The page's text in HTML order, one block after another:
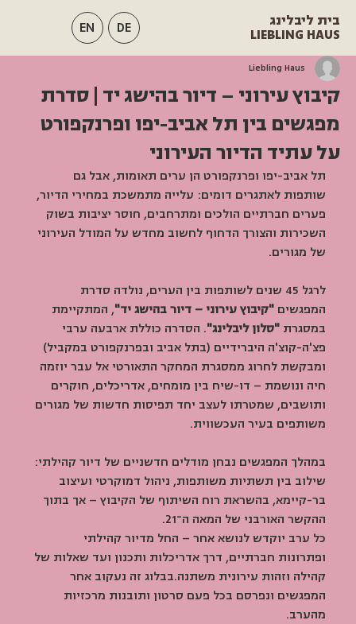
בית ליבלינג
LIEBLING HAUS
EN DE
קיבוץ עירוני – דיור בהישג יד | סדרת
מפגשים בין תל אביב-יפו ופרנקפורט
על עתיד הדיור העירוני
Liebling Haus
תל אביב-יפו ופרנקפורט הן ערים תאומות, אבל גם
שותפות לאתגרים דומים: עלייה מתמשכת במחירי הדיור,
פערים חברתיים הולכים ומתרחבים, חוסר יציבות בשוק
השכירות והצורך הדחוף לחשוב מחדש על המודל העירוני
של מגורים.
לרגל 45 שנים לשותפות בין הערים, נולדה סדרת
המפגשים "קיבוץ עירוני – דיור בהישג יד", המתקיימת
במסגרת "סלון ליבלינג". הסדרה כוללת ארבעה ערבי
פצ'ה-קוצ'ה היברידיים (בתל אביב ובפרנקפורט במקביל)
ומבקשת לחרוג ממסגרת המחקר התאורטי אל עבר יוזמה
חיה ונושמת – דו-שיח בין מומחים, אדריכלים, חוקרים
ותושבים, שמטרתו לעצב יחד תפיסות חדשות של מגורים
משותפים בעיר העכשווית.
במהלך המפגשים נבחן מודלים חדשניים של דיור קהילתי:
שילוב בין תשתיות משותפות, ניהול דמוקרטי ועיצוב
בר-קיימא, בהשראת רוח השיתוף של הקיבוץ – אך בתוך
ההקשר האורבני של המאה ה־21.
כל ערב יוקדש לנושא אחר – החל מדיור קהילתי
ופתרונות חברתיים, דרך אדריכלות ותכנון ועד שאלות של
קהילה וזהות עירונית משתנה.בבלוג זה נעקוב אחר
המפגשים ונפרסם בכל פעם סרטון ותובנות מרכזיות
מהערב.